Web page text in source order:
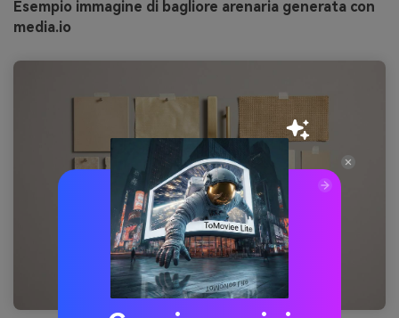
Esempio immagine di bagliore arenaria generata con
media.io